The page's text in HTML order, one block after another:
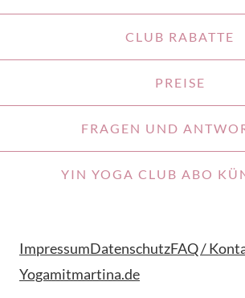
CLUB RABATTE
PREISE
FRAGEN UND
YIN YOGA CLUB ABO
ImpressumDatenschutzFAQ /
Yogamitmartina.de